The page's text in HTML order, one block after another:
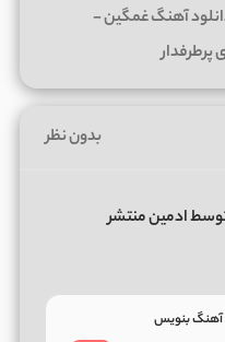
آهنگ غمگین-
بدون نظر
ادمین منتشر